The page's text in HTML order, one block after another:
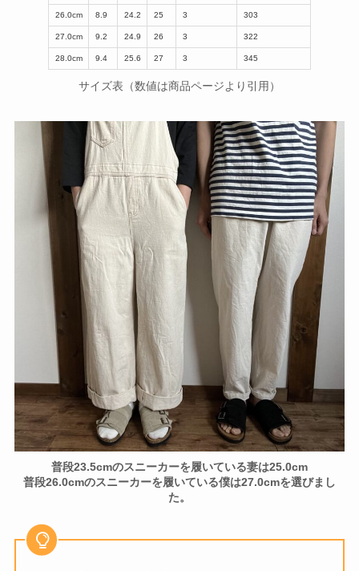
26.0cm 8.9 24.2 25 3 303
27.0cm 9.2 24.9 26 3 322
28.0cm 9.4 25.6 27 3 345
サイズ表（数値は商品ページより引用）
普段23.5cmのスニーカーを履いている妻は25.0cm
普段26.0cmのスニーカーを履いている僕は27.0cmを選びまし
た。